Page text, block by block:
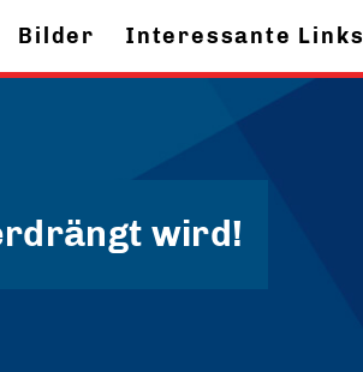
Bilder Interessante Links
wird!